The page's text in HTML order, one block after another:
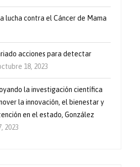
lucha contra el Cáncer de Mama
acciones para detectar
18, 2023
la investigación científica
la innovación, el bienestar y
en el estado, González
2023